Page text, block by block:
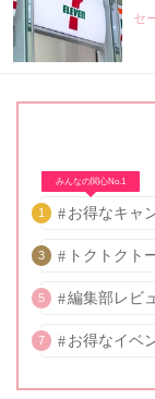
セ
みんなの関心No.1
1 お得なキャ
3 トクトクト
5 編集部レビ
7 お得なイベ